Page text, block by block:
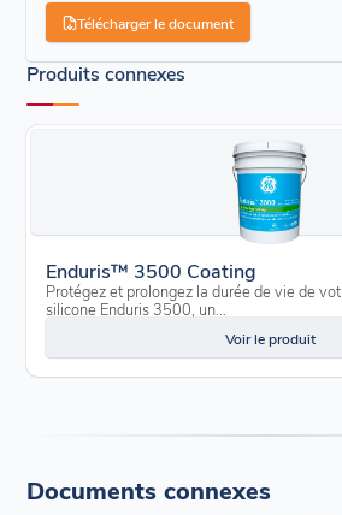
Télécharger le document
Produits connexes
Enduris™ 3500 Coating
Protégez et prolongez la durée de vie de
silicone Enduris 3500, un...
Voir le produit
Documents connexes